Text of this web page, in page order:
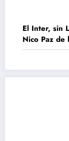
El Inter, sin
Nico Paz de